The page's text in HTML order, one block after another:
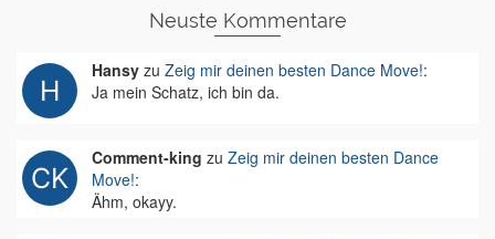
Neuste Kommentare
Hansy zu Zeig mir deinen besten Dance Move!:
Ja mein Schatz, ich bin da.
Comment-king zu Zeig mir deinen besten Dance
Move!:
Ähm, okayy.